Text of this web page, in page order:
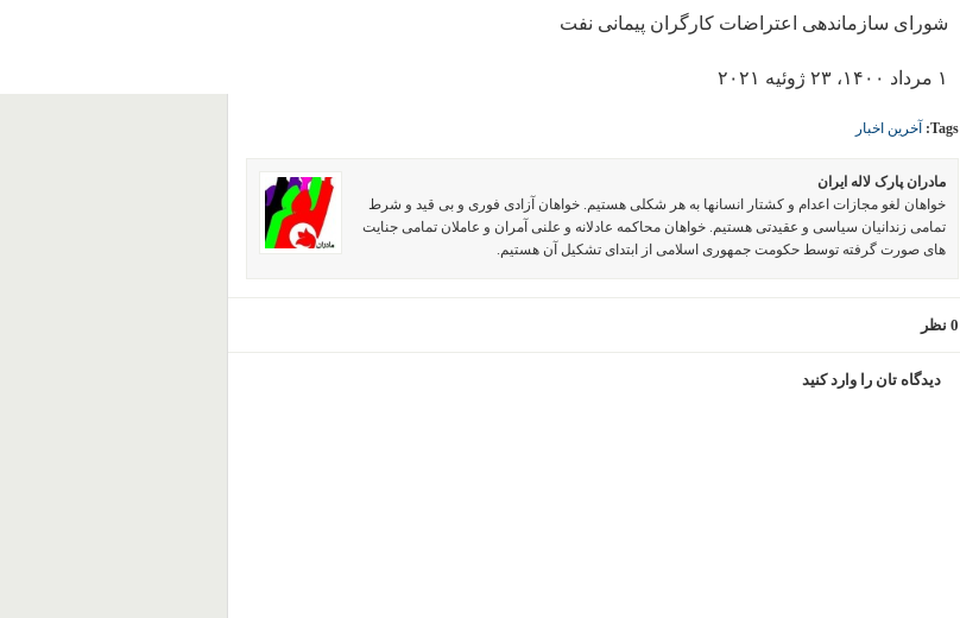
شورای سازماندهی اعتراضات کارگران پیمانی نفت
۱ مرداد ١۴٠٠، ٢٣ ژوئیه ٢٠٢١
Tags: آخرین اخبار
مادران پارک لاله ایران
خواهان لغو مجازات اعدام و کشتار انسانها به هر شکلی هستیم. خواهان آزادی فوری و بی قید و شرط
تمامی زندانیان سیاسی و عقیدتی هستیم. خواهان محاکمه عادلانه و علنی آمران و عاملان تمامی جنایت
های صورت گرفته توسط حکومت جمهوری اسلامی از ابتدای تشکیل آن هستیم.
0 نظر
دیدگاه تان را وارد کنید